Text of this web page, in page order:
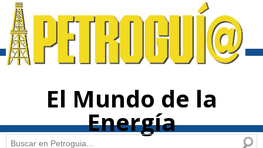
contenido
El Mundo de la
Energía
Buscar